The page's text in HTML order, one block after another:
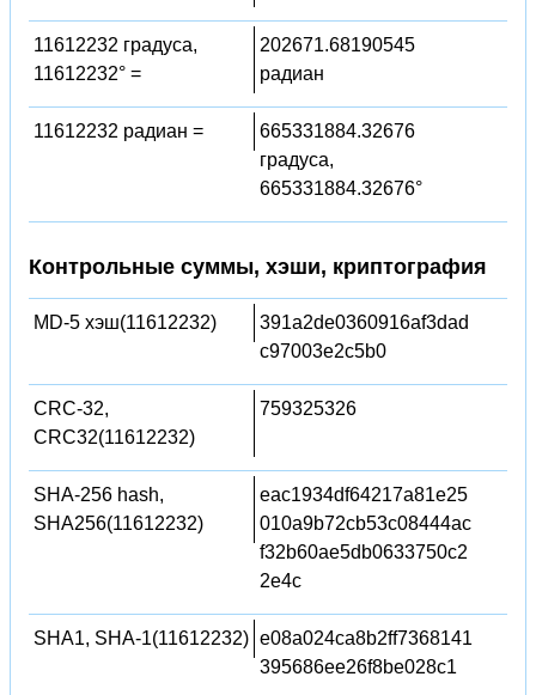
11612232 градуса,
11612232° =
202671.68190545
радиан
11612232 радиан =
665331884.32676
градуса,
665331884.32676°
Контрольные суммы, хэши, криптография
MD-5 хэш(11612232)
391a2de0360916af3dad
c97003e2c5b0
CRC-32,
CRC32(11612232)
759325326
SHA-256 hash,
SHA256(11612232)
eac1934df64217a81e25
010a9b72cb53c08444ac
f32b60ae5db0633750c2
2e4c
SHA1, SHA-1(11612232) e08a024ca8b2ff7368141
395686ee26f8be028c1